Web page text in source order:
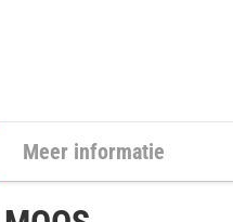
Meer informatie